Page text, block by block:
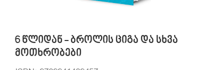
6 წლიდან - ბროლის ციგა და სხვა
მოთხრობები